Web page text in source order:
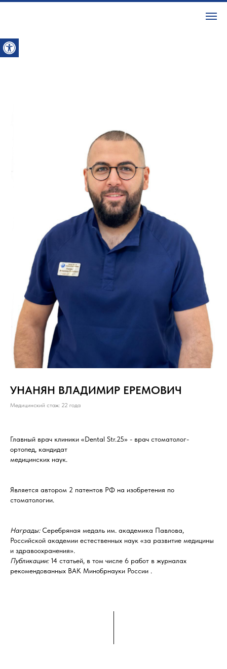
УНАНЯН ВЛАДИМИР ЕРЕМОВИЧ
Медицинский стаж: 22 года
Главный врач клиники «Dental Str.25» - врач стоматолог-
ортопед, кандидат
медицинских наук.
Является автором 2 патентов РФ на изобретения по
стоматологии.
Награды:Серебряная медаль им. академика Павлова,
Российской академии естественных наук «за развитие медицины
и здравоохранения».
Публикации:14 статьей, в том числе 6 работ в журналах
рекомендованных ВАК Минобрнауки России .